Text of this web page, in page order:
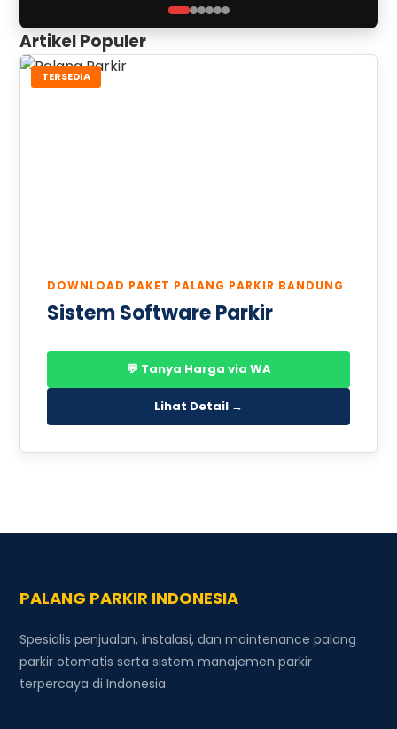
Artikel Populer
TERSEDIA
DOWNLOAD PAKET PALANG PARKIR BANDUNG
Sistem Software Parkir
💬 Tanya Harga via WA
Lihat Detail →
PALANG PARKIR INDONESIA
Spesialis penjualan, instalasi, dan maintenance palang
parkir otomatis serta sistem manajemen parkir
terpercaya di Indonesia.